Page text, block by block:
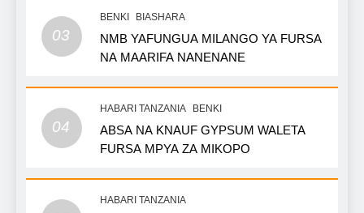
03
BENKI BIASHARA
NMB YAFUNGUA MILANGO YA FURSA
NA MAARIFA NANENANE
04
HABARI TANZANIA BENKI
ABSA NA KNAUF GYPSUM WALETA
FURSA MPYA ZA MIKOPO
HABARI TANZANIA